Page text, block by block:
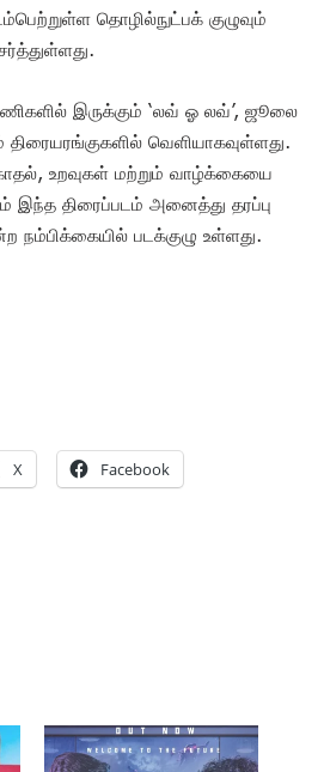
தொழில்நுட்பக் குழுவும்
இருக்கும் ‘லவ் ஓ லவ்’, ஜூலை
வெளியாகவுள்ளது.
உறவுகள் மற்றும் வாழ்க்கையை
இந்த திரைப்படம் அனைத்து தரப்பு
நம்பிக்கையில் படக்குழு உள்ளது.
X Facebook